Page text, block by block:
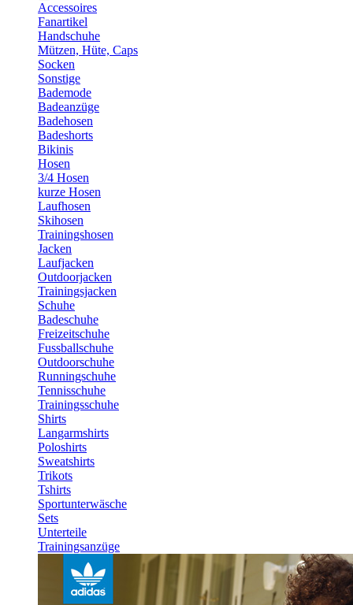
Accessoires
Fanartikel
Handschuhe
Mützen, Hüte, Caps
Socken
Sonstige
Bademode
Badeanzüge
Badehosen
Badeshorts
Bikinis
Hosen
3/4 Hosen
kurze Hosen
Laufhosen
Skihosen
Trainingshosen
Jacken
Laufjacken
Outdoorjacken
Trainingsjacken
Schuhe
Badeschuhe
Freizeitschuhe
Fussballschuhe
Outdoorschuhe
Runningschuhe
Tennisschuhe
Trainingsschuhe
Shirts
Langarmshirts
Poloshirts
Sweatshirts
Trikots
Tshirts
Sportunterwäsche
Sets
Unterteile
Trainingsanzüge